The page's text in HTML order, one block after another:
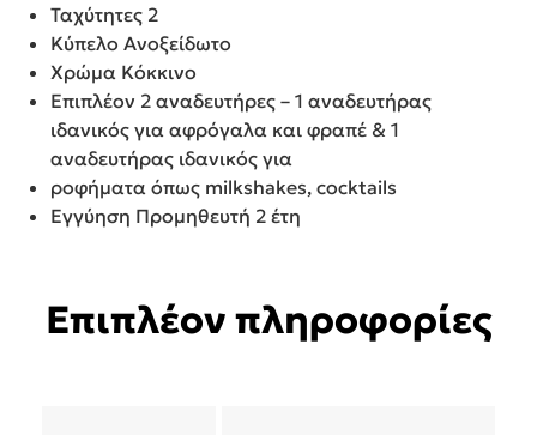
Ταχύτητες 2
Κύπελο Ανοξείδωτο
Χρώμα Κόκκινο
Επιπλέον 2 αναδευτήρες – 1 αναδευτήρας
ιδανικός για αφρόγαλα και φραπέ & 1
αναδευτήρας ιδανικός για
ροφήματα όπως milkshakes, cocktails
Εγγύηση Προμηθευτή 2 έτη
Επιπλέον πληροφορίες